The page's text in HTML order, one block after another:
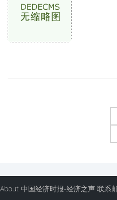
About 中国经济时报-经济之声 联系